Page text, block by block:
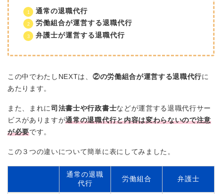
通常の退職代行
労働組合が運営する退職代行
弁護士が運営する退職代行
この中でわたしNEXTは、 ②の労働組合が運営する退職代行に
あたります。
また、まれに司法書士や行政書士などが運営する退職代行サー
ビスがありますが通常の退職代行と内容は変わらないので注意
が必要です。
この３つの違いについて簡単に表にしてみました。
通常の退職
代行
労働組合 弁護士